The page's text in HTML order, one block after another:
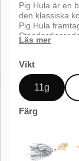
Pig Hula är en
den klassiska
Pig Hula
med en 4/0-
Vikt
11g
Färg